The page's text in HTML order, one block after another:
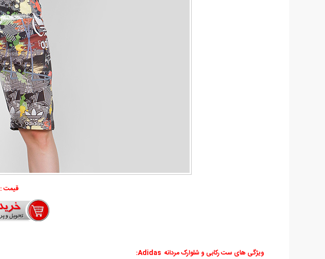
قیمت :
ویژگی های ست رکابی و شلوارک مردانه Adidas: